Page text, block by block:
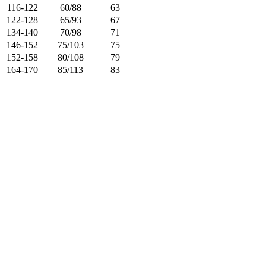
116-122 60/88
63
122-128
65/93
67
134-140
70/98
71
146-152
75/103
75
152-158
80/108
79
164-170
85/113 83